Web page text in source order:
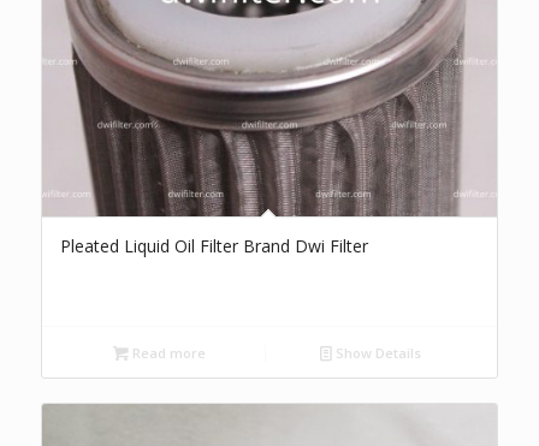
Pleated Liquid Oil Filter Brand Dwi Filter
Read more Show Details